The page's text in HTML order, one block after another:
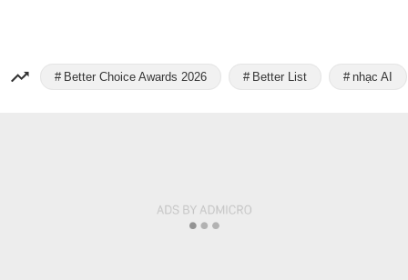
Better Choice Awards 2026 Better List nhạc AI